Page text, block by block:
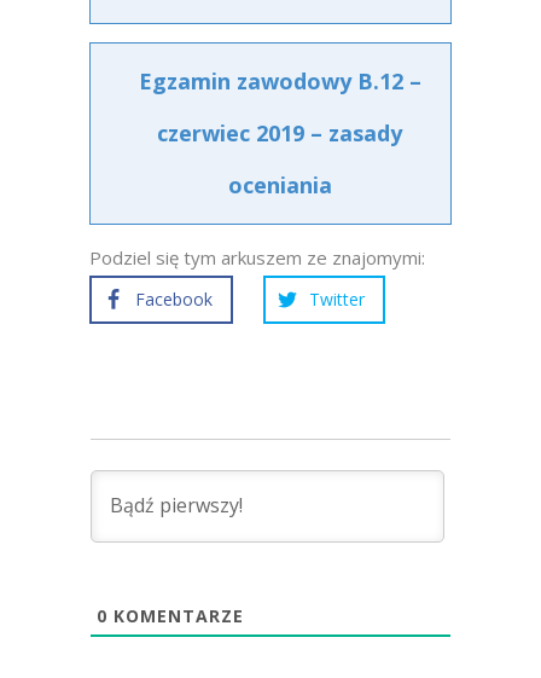
Egzamin zawodowy B.12 –
czerwiec 2019 – zasady
oceniania
Podziel się tym arkuszem ze znajomymi:
Facebook Twitter
0 KOMENTARZE